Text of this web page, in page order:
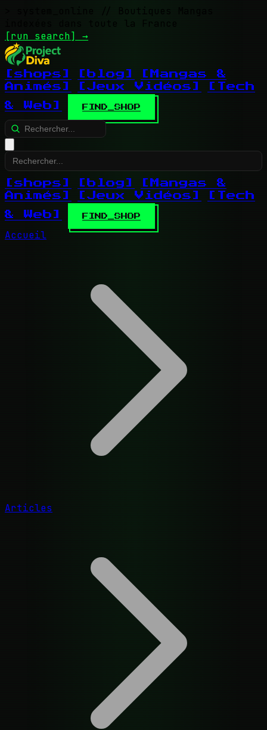
// Boutiques Mangas
indexées dans toute la France
[run search] →
[shops] [blog]
[Mangas &
Animés]
[Jeux Vidéos]
[Tech
& Web]
FIND_SHOP
[shops] [blog]
[Mangas &
Animés]
[Jeux Vidéos]
[Tech
& Web]
FIND_SHOP
Accueil
Articles